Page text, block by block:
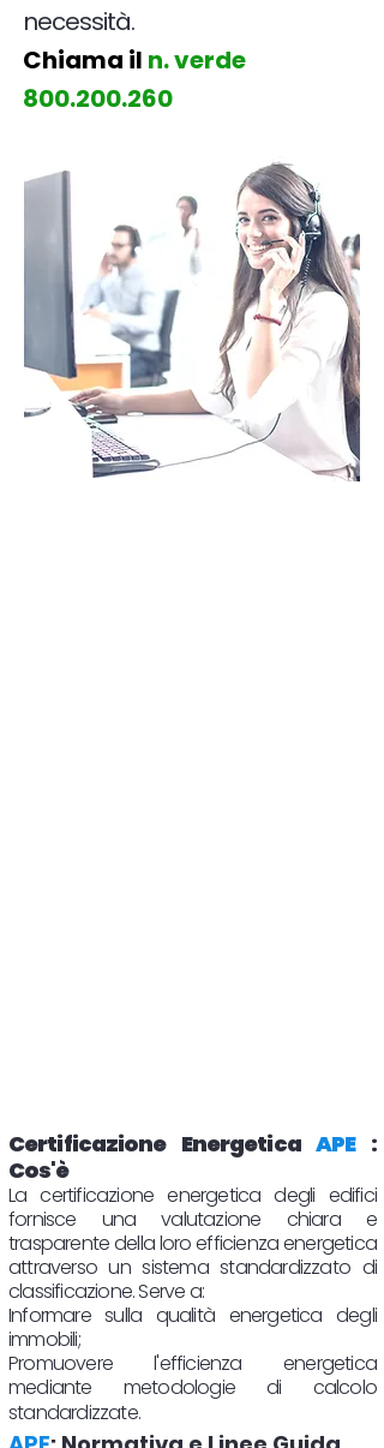
necessità.
Chiama il n. verde
800.200.260
Certificazione EnergeticaAPE:
Cos'è
La certificazione energetica degli edifici
fornisce una valutazione chiara e
trasparente della loro efficienza energetica
attraverso un sistema standardizzato di
classificazione. Serve a:
Informare sulla qualità energetica degli
immobili;
Promuovere l'efficienza energetica
mediante metodologie di calcolo
standardizzate.